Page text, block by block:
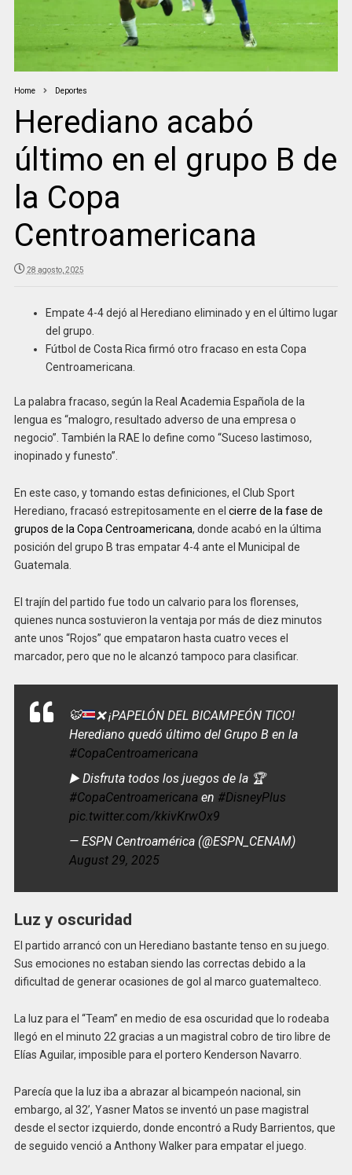
Home Deportes
Herediano acabó
último en el grupo B de
la Copa
Centroamericana
28 agosto, 2025
Empate 4-4 dejó al Herediano eliminado y en el último lugar
del grupo.
Fútbol de Costa Rica firmó otro fracaso en esta Copa
Centroamericana.
La palabra fracaso, según la Real Academia Española de la
lengua es “malogro, resultado adverso de una empresa o
negocio”. También la RAE lo define como “Suceso lastimoso,
inopinado y funesto”.
En este caso, y tomando estas definiciones, el Club Sport
Herediano, fracasó estrepitosamente en el cierre de la fase de
grupos de la Copa Centroamericana, donde acabó en la última
posición del grupo B tras empatar 4-4 ante el Municipal de
Guatemala.
El trajín del partido fue todo un calvario para los florenses,
quienes nunca sostuvieron la ventaja por más de diez minutos
ante unos “Rojos” que empataron hasta cuatro veces el
marcador, pero que no le alcanzó tampoco para clasificar.
🐯 ❌¡PAPELÓN DEL BICAMPEÓN TICO!
Herediano quedó último del Grupo B en la
#CopaCentroamericana
▶️ Disfruta todos los juegos de la 🏆
#CopaCentroamericanaen #DisneyPlus
pic.twitter.com/kkivKrwOx9
— ESPN Centroamérica (@ESPN_CENAM)
August 29, 2025
Luz y oscuridad
El partido arrancó con un Herediano bastante tenso en su juego.
Sus emociones no estaban siendo las correctas debido a la
dificultad de generar ocasiones de gol al marco guatemalteco.
La luz para el “Team” en medio de esa oscuridad que lo rodeaba
llegó en el minuto 22 gracias a un magistral cobro de tiro libre de
Elías Aguilar, imposible para el portero Kenderson Navarro.
Parecía que la luz iba a abrazar al bicampeón nacional, sin
embargo, al 32’, Yasner Matos se inventó un pase magistral
desde el sector izquierdo, donde encontró a Rudy Barrientos, que
de seguido venció a Anthony Walker para empatar el juego.